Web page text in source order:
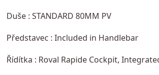
Duše : STANDARD 80MM PV
Představec : Included in Handlebar
Řídítka : Roval Rapide Cockpit,